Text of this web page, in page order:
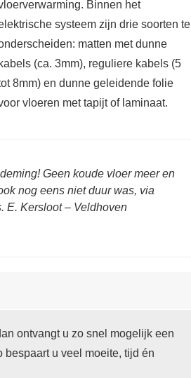
Binnen het
systeem zijn drie soorten te
matten met dunne
kabels (ca. 3mm), reguliere kabels (5
8mm) en dunne geleidende folie
vloeren met tapijt of laminaat.
Geen koude vloer meer en
nog eens niet duur was, via
E. Kersloot – Veldhoven
ontvangt u zo snel mogelijk een
bespaart u veel moeite, tijd én